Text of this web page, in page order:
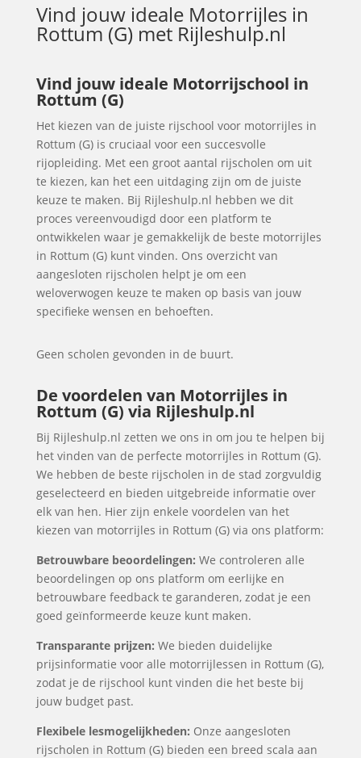
Vind jouw ideale Motorrijles in
Rottum (G) met Rijleshulp.nl
Vind jouw ideale Motorrijschool in
Rottum (G)
Het kiezen van de juiste rijschool voor motorrijles in
Rottum (G) is cruciaal voor een succesvolle
rijopleiding. Met een groot aantal rijscholen om uit
te kiezen, kan het een uitdaging zijn om de juiste
keuze te maken. Bij Rijleshulp.nl hebben we dit
proces vereenvoudigd door een platform te
ontwikkelen waar je gemakkelijk de beste motorrijles
in Rottum (G) kunt vinden. Ons overzicht van
aangesloten rijscholen helpt je om een
weloverwogen keuze te maken op basis van jouw
specifieke wensen en behoeften.
Geen scholen gevonden in de buurt.
De voordelen van Motorrijles in
Rottum (G) via Rijleshulp.nl
Bij Rijleshulp.nl zetten we ons in om jou te helpen bij
het vinden van de perfecte motorrijles in Rottum (G).
We hebben de beste rijscholen in de stad zorgvuldig
geselecteerd en bieden uitgebreide informatie over
elk van hen. Hier zijn enkele voordelen van het
kiezen van motorrijles in Rottum (G) via ons platform:
Betrouwbare beoordelingen: We controleren alle
beoordelingen op ons platform om eerlijke en
betrouwbare feedback te garanderen, zodat je een
goed geïnformeerde keuze kunt maken.
Transparante prijzen: We bieden duidelijke
prijsinformatie voor alle motorrijlessen in Rottum (G),
zodat je de rijschool kunt vinden die het beste bij
jouw budget past.
Flexibele lesmogelijkheden: Onze aangesloten
rijscholen in Rottum (G) bieden een breed scala aan